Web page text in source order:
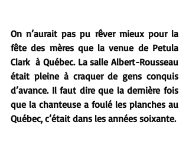
On n’aurait pas pu rêver mieux pour la
fête des mères que la venue de Petula
Clark  à Québec. La salle Albert-Rousseau
était pleine à craquer de gens conquis
d’avance. Il faut dire que la dernière fois
que la chanteuse a foulé les planches au
Québec, c’était dans les années soixante.